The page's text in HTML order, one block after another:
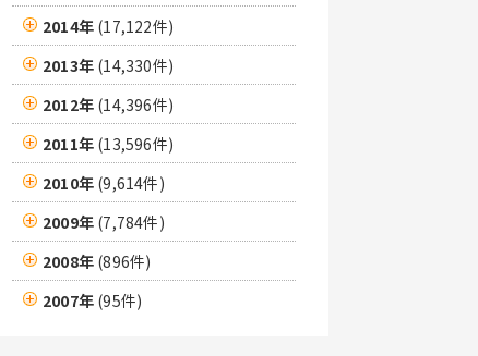
2014年 (17,122件)
2013年 (14,330件)
2012年 (14,396件)
2011年 (13,596件)
2010年 (9,614件)
2009年 (7,784件)
2008年 (896件)
2007年 (95件)